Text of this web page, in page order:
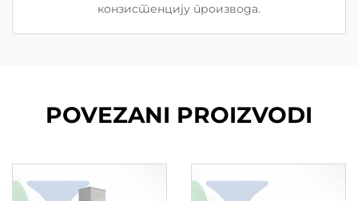
конзистенцију производа.
POVEZANI PROIZVODI